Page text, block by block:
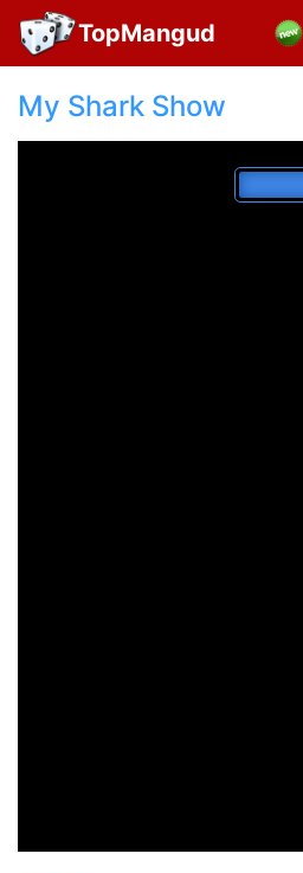
TopMangud
My Shark Show